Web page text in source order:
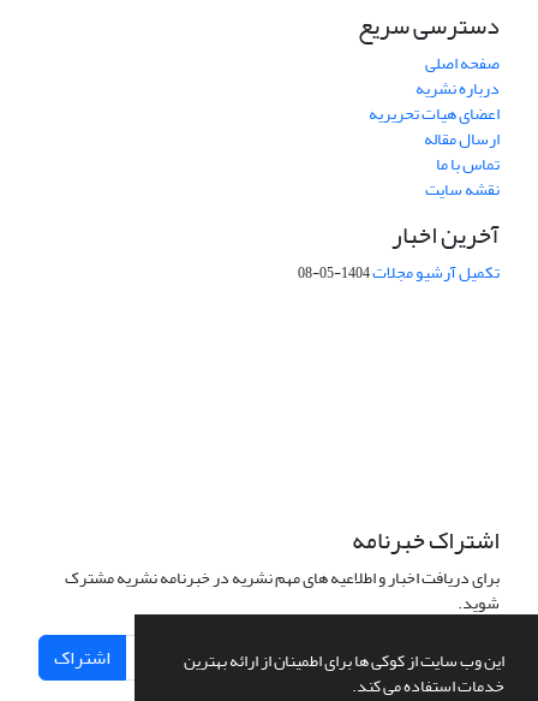
این وب سایت از کوکی ها برای اطمینان از ارائه بهترین
خدمات استفاده می کند.
دسترسی سریع
صفحه اصلی
درباره نشریه
اعضای هیات تحریریه
ارسال مقاله
تماس با ما
نقشه سایت
آخرین اخبار
تکمیل آرشیو مجلات1404-05-08
اشتراک خبرنامه
برای دریافت اخبار و اطلاعیه های مهم نشریه در خبرنامه نشریه مشترک
شوید.
اشتراک